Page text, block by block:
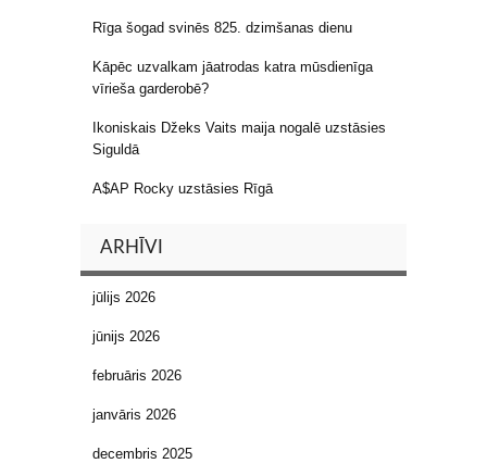
Rīga šogad svinēs 825. dzimšanas dienu
Kāpēc uzvalkam jāatrodas katra mūsdienīga
vīrieša garderobē?
Ikoniskais Džeks Vaits maija nogalē uzstāsies
Siguldā
A$AP Rocky uzstāsies Rīgā
ARHĪVI
jūlijs 2026
jūnijs 2026
februāris 2026
janvāris 2026
decembris 2025